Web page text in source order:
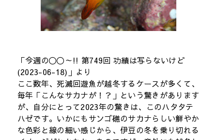
「今週の〇〇～!! 第749回 功績は写らないけど
(2023-06-18)」より
ここ数年、死滅回遊魚が越冬するケースが多くて、
毎年「こんなサカナが！？」という驚きがあります
が、自分にとって2023年の驚きは、このハタタテ
ハゼです。いかにもサンゴ礁のサカナらしい鮮やか
な色彩と線の細い感じから、伊豆の冬を乗り切れる